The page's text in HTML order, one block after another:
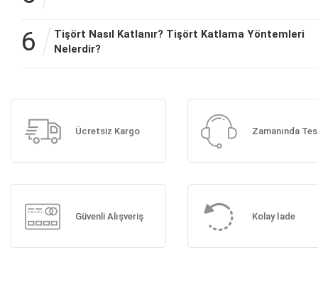
6
Tişört Nasıl Katlanır? Tişört Katlama Yöntemleri
Nelerdir?
Ücretsiz Kargo Zamanında
Güvenli Alışveriş Kolay İade